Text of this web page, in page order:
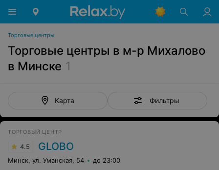
Торговые центры
Торговые центры в м-р Михалово
в Минске 1
Карта Фильтры
ТОРГОВЫЙ ЦЕНТР
4.5 GLOBO
Минск, ул. Уманская, 54 до 23:00